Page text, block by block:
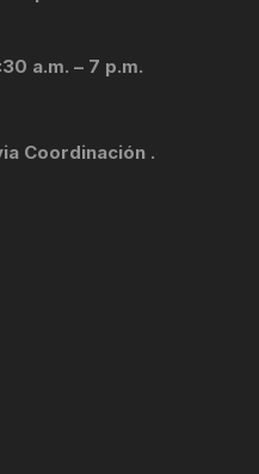
a.m. – 7 p.m.
Coordinación .